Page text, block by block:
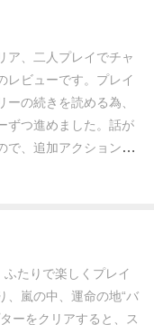
ア、二人プレイでチャ
ビューです。 プレイ
ーの続きを読める為、
つ進めました。 話が
で、追加アクションを
。（大砲で通れない
すくなったり）
ない様にこまめに排水
プレイヤーの判断力
ふたりで楽しくプレイ
、嵐の中、運命の地“バ
ーをクリアすると、ス